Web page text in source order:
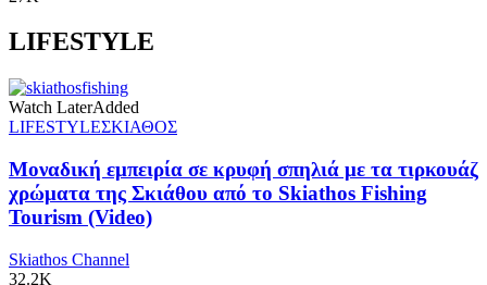
LIFESTYLE
Watch LaterAdded
LIFESTYLEΣΚΙΑΘΟΣ
Μοναδική εμπειρία σε κρυφή σπηλιά με τα τιρκουάζ
χρώματα της Σκιάθου από το Skiathos Fishing
Tourism (Video)
Skiathos Channel
32.2K